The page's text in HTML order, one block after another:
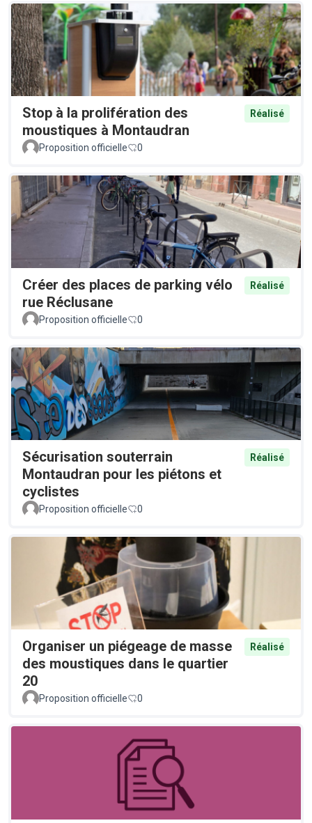
Stop à la prolifération des
moustiques à Montaudran
Réalisé
Proposition officielle 0
Créer des places de parking vélo
rue Réclusane
Réalisé
Proposition officielle 0
Sécurisation souterrain
Montaudran pour les piétons et
cyclistes
Réalisé
Proposition officielle 0
Organiser un piégeage de masse
des moustiques dans le quartier
20
Réalisé
Proposition officielle 0